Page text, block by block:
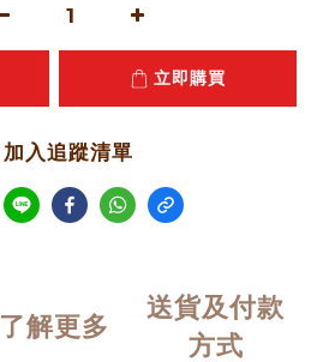
立即購買
加入追蹤清單
了解更多
送貨及付款
方式